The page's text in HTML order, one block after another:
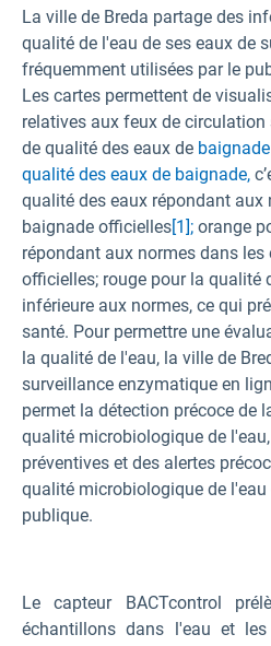
La ville de Breda partage des
qualité de l'eau de ses eaux de
fréquemment utilisées par le
Les cartes permettent de
relatives aux feux de
de qualité des eaux de
qualité des eaux de baignade,
qualité des eaux répondant aux
baignade officielles[1]; orange
répondant aux normes dans les
officielles; rouge pour la qualité
inférieure aux normes, ce qui
santé. Pour permettre une
la qualité de l'eau, la ville de
surveillance enzymatique en
permet la détection précoce de
qualité microbiologique de
préventives et des alertes
qualité microbiologique de
publique.
Le capteur BACTcontrol
échantillons dans l'eau et